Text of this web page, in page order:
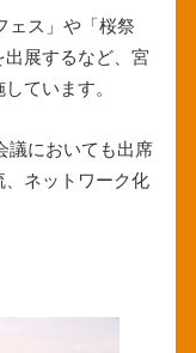
ェス」や「桜祭
展するなど、宮
ています。
議においても出席
ネットワーク化